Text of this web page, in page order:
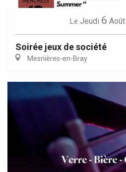
Le Jeudi 6 Août
Soirée jeux de société
Mesnières-en-Bray